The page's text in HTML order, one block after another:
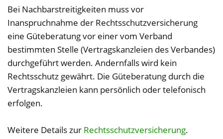
Bei Nachbarstreitigkeiten muss vor
Inanspruchnahme der Rechtsschutzversicherung
eine Güteberatung vor einer vom Verband
bestimmten Stelle (Vertragskanzleien des Verbandes)
durchgeführt werden. Andernfalls wird kein
Rechtsschutz gewährt. Die Güteberatung durch die
Vertragskanzleien kann persönlich oder telefonisch
erfolgen.
Weitere Details zur Rechtsschutzversicherung.